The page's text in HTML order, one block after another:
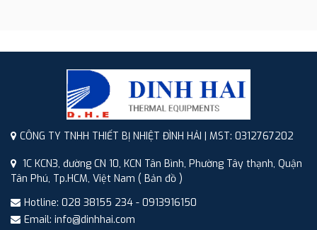
CÔNG TY TNHH THIẾT BỊ NHIỆT ĐÌNH HẢI | MST: 0312767202
1C KCN3, đường CN 10, KCN Tân Bình, Phường Tây thạnh, Quận
Tân Phú, Tp.HCM, Việt Nam ( Bản đồ )
Hotline: 028 38155 234 - 0913916150
Email: info@dinhhai.com